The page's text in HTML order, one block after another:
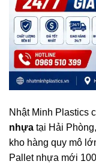
Nhật Minh Plastics
nhựa tại Hải
kho hàng quy mô
Pallet nhựa mới